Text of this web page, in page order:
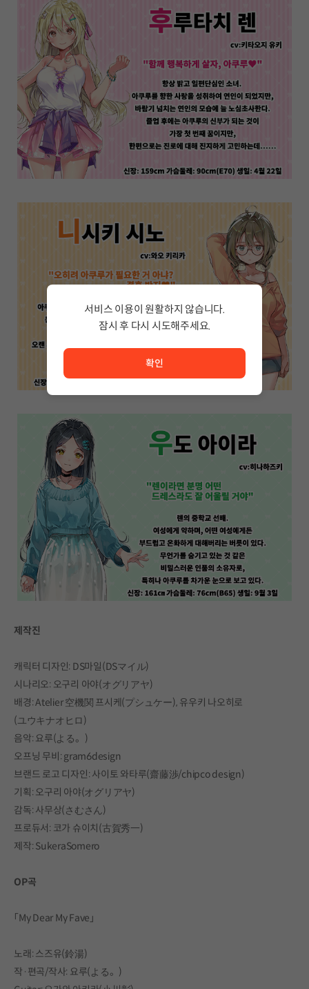
제작진
캐릭터 디자인: DS마일(DSマイル)
시나리오: 오구리 아야(オグリアヤ)
배경: Atelier 空機関 프시케(プシュケー), 유우키 나오히로
(ユウキナオヒロ)
음악: 요루(よる。)
오프닝 무비: gram6design
브랜드 로고 디자인: 사이토 와타루(齋藤渉/chipco design)
기획: 오구리 아야(オグリアヤ)
감독: 사무상(さむさん)
프로듀서: 코가 슈이치(古賀秀一)
제작: SukeraSomero
OP곡
「My Dear My Fave」
노래: 스즈유(鈴湯)
작·편곡/작사: 요루(よる。)
서비스 이용이 원활하지 않습니다.
잠시 후 다시 시도해주세요.
서비스 이용이 원활하지 않습니다. <br/> 잠시 후 다시 시도
확인